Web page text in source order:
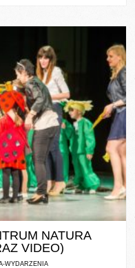
NATURA
VIDEO)
WYDARZENIA